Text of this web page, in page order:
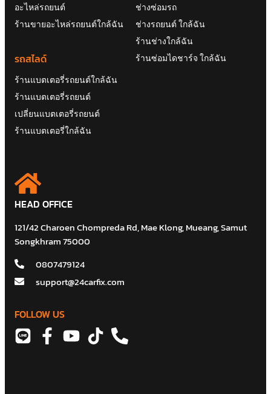
อะไหล่รถยนต์
ร้านขายอะไหล่รถยนต์ใกล้ฉัน
รถสไลด์
ร้านแบตเตอรี่รถยนต์ใกล้ฉัน
ร้านแบตเตอรี่รถยนต์
เปลี่ยนแบตเตอรี่รถยนต์
ร้านแบตเตอรี่ใกล้ฉัน
ช่างซ่อมรถ
ช่างรถยนต์ ใกล้ฉัน
ร้านช่างใกล้ฉัน
ร้านซ่อมไดชาร์จ ใกล้ฉัน
HEAD OFFICE
121/42 Charoen Chompreda Rd, Mae Klong, Mueang, Samut
Songkhram 75000
0807479124
support@24carfix.com
FOLLOW US